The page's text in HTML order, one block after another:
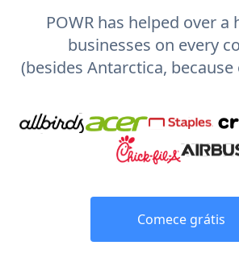
POWR has helped over
businesses on every
(besides Antarctica,
Comece grátis